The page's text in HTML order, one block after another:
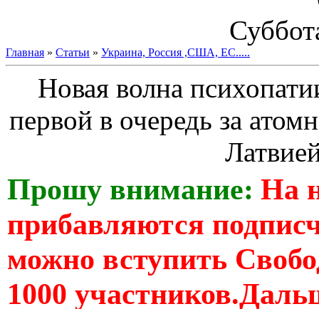
Главная » Статьи » Украина, Россия ,США, ЕС.....
Новая волна
первой в очередь за
Прошу внимание: На
прибавляются
можно вступить
1000